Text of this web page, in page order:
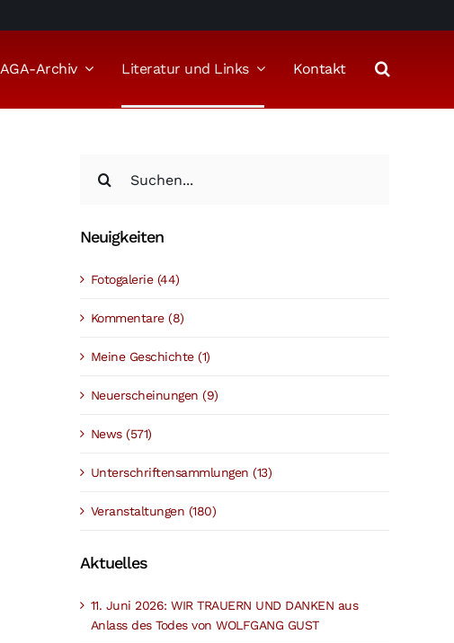
AGA-Archiv Literatur und Links Kontakt
nach:
Neuigkeiten
Fotogalerie (44)
Kommentare (8)
Meine Geschichte (1)
Neuerscheinungen (9)
News (571)
Unterschriftensammlungen (13)
Veranstaltungen (180)
Aktuelles
11. Juni 2026: WIR TRAUERN UND DANKEN aus
Anlass des Todes von WOLFGANG GUST